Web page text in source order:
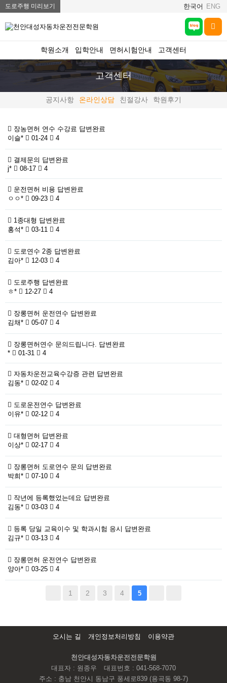
도로주행 미리보기 한국어 ENG
학원소개 입학안내 면허시험안내 고객센터
고객센터
공지사항 온라인상담 친절강사 학원후기
장농면허 연수 수강료 답변완료
이슬*
01-24 4
결제문의 답변완료
j*
08-17 4
운전면허 비용 답변완료
ㅇㅇ*
09-23 4
1종대형 답변완료
홍석*
03-11 4
도로연수 2종 답변완료
김아*
12-03 4
도로주행 답변완료
ㅎ*
12-27 4
장롱면허 운전연수 답변완료
김채*
05-07 4
장롱면허연수 문의드립니다. 답변완료
*
01-31 4
자동차운전교육수강증 관련 답변완료
김동*
02-02 4
도로운전연수 답변완료
이유*
02-12 4
대형면허 답변완료
이상*
02-17 4
장롱면허 도로연수 문의 답변완료
박희*
07-10 4
작년에 등록했었는데요 답변완료
김동*
03-03 4
등록 당일 교육이수 및 학과시험 응시 답변완료
김규*
03-13 4
장롱면허 운전연수 답변완료
양아*
03-25 4
1 2 3 4 5
오시는 길 개인정보처리방침 이용약관
천안대성자동차운전전문학원
대표자 : 원종우
대표번호 : 041-568-7070
주소 : 충남 천안시 동남구 풍세로839 (용곡동 98-7)